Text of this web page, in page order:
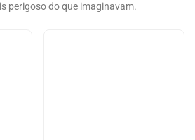
perigoso do que imaginavam.